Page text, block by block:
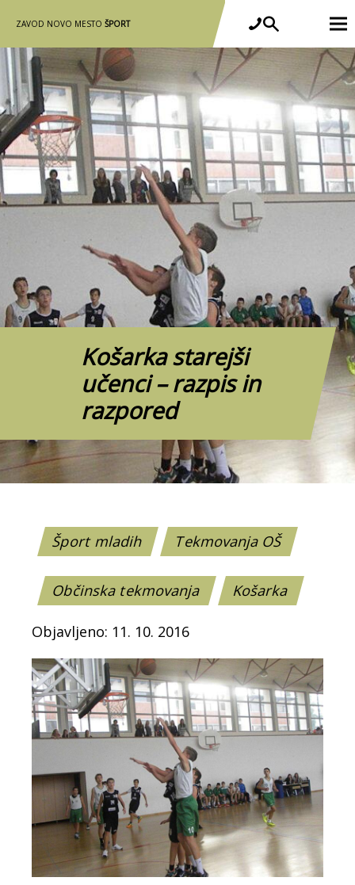
ZAVOD NOVO MESTO ŠPORT
Košarka starejši
učenci – razpis in
razpored
Šport mladih Tekmovanja OŠ
Občinska tekmovanja Košarka
Objavljeno: 11. 10. 2016